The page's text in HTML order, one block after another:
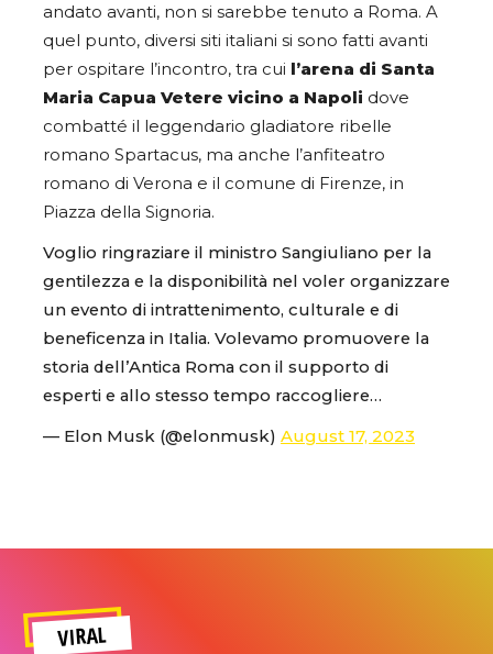
andato avanti, non si sarebbe tenuto a Roma. A
quel punto, diversi siti italiani si sono fatti avanti
per ospitare l’incontro, tra cui l’arena di Santa
Maria Capua Vetere vicino a Napoli dove
combatté il leggendario gladiatore ribelle
romano Spartacus, ma anche l’anfiteatro
romano di Verona e il comune di Firenze, in
Piazza della Signoria.
Voglio ringraziare il ministro Sangiuliano per la
gentilezza e la disponibilità nel voler organizzare
un evento di intrattenimento, culturale e di
beneficenza in Italia. Volevamo promuovere la
storia dell’Antica Roma con il supporto di
esperti e allo stesso tempo raccogliere…
— Elon Musk (@elonmusk) August 17, 2023
VIRAL